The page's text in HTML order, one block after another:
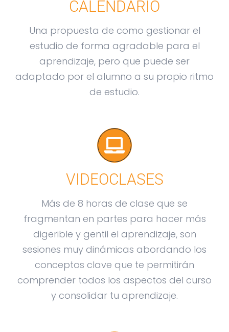
CALENDARIO
Una propuesta de como gestionar el
estudio de forma agradable para el
aprendizaje, pero que puede ser
adaptado por el alumno a su propio ritmo
de estudio.
VIDEOCLASES
Más de 8 horas de clase que se
fragmentan en partes para hacer más
digerible y gentil el aprendizaje, son
sesiones muy dinámicas abordando los
conceptos clave que te permitirán
comprender todos los aspectos del curso
y consolidar tu aprendizaje.